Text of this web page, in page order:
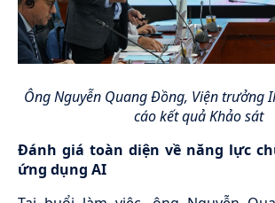
Ông Nguyễn Quang Đồng, Viện trưởng
cáo kết quả Khảo sát
Đánh giá toàn diện về năng lực
ứng dụng AI